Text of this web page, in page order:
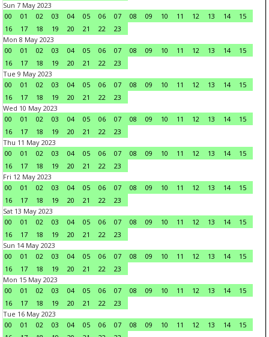
Sun 7 May 2023
00
01 02 03 04 05 06 07 08 09 10 11 12 13 14
15
16
17 18 19 20 21 22
23
Mon 8 May 2023
00
01 02 03 04 05 06 07 08 09 10 11 12 13 14
15
16
17 18 19 20 21 22
23
Tue 9 May 2023
00
01 02 03 04 05 06 07 08 09 10 11 12 13 14
15
16
17 18 19 20 21 22
23
Wed 10 May 2023
00
01 02 03 04 05 06 07 08 09 10 11 12 13 14
15
16
17 18 19 20 21 22
23
Thu 11 May 2023
00
01 02 03 04 05 06 07 08 09 10 11 12 13 14
15
16
17 18 19 20 21 22
23
Fri 12 May 2023
00
01 02 03 04 05 06 07 08 09 10 11 12 13 14
15
16
17 18 19 20 21 22
23
Sat 13 May 2023
00
01 02 03 04 05 06 07 08 09 10 11 12 13 14
15
16
17 18 19 20 21 22
23
Sun 14 May 2023
00
01 02 03 04 05 06 07 08 09 10 11 12 13 14
15
16
17 18 19 20 21 22
23
Mon 15 May 2023
00
01 02 03 04 05 06 07 08 09 10 11 12 13 14
15
16
17 18 19 20 21 22
23
Tue 16 May 2023
00
01 02 03 04 05 06 07 08 09 10 11 12 13 14
15